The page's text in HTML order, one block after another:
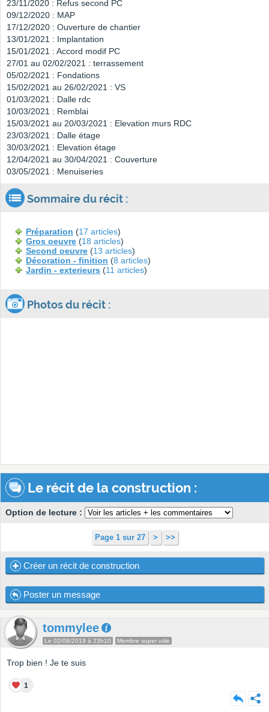
23/11/2020 : Refus second PC
09/12/2020 : MAP
17/12/2020 : Ouverture de chantier
13/01/2021 : Implantation
15/01/2021 : Accord modif PC
27/01 au 02/02/2021 : terrassement
05/02/2021 : Fondations
15/02/2021 au 26/02/2021 : VS
01/03/2021 : Dalle rdc
10/03/2021 : Remblai
15/03/2021 au 20/03/2021 : Elevation murs RDC
23/03/2021 : Dalle étage
30/03/2021 : Elevation étage
12/04/2021 au 30/04/2021 : Couverture
03/05/2021 : Menuiseries
Sommaire du récit :
Préparation (17 articles)
Gros oeuvre (18 articles)
Second oeuvre (13 articles)
Décoration - finition (8 articles)
Jardin - exterieurs (11 articles)
Photos du récit :
Le récit de la construction :
Option de lecture :
Page 1 sur 27 > >>
Créer un récit de construction
Poster un message
tommylee
Le 02/08/2019 à 23h10 Membre super utile
Trop bien ! Je te suis
1